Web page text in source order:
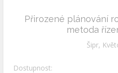
Přirozené plánování
metoda
Šipr,
Dostupnost: